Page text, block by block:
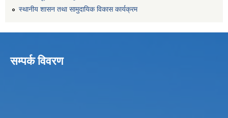
स्थानीय शासन तथा सामुदायिक विकास कार्यक्रम
सम्पर्क विवरण